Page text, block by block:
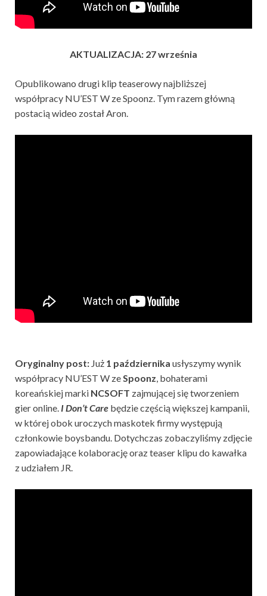
AKTUALIZACJA: 27 września
Opublikowano drugi klip teaserowy najbliższej
współpracy NU’EST W ze Spoonz. Tym razem główną
postacią wideo został Aron.
Oryginalny post: Już 1 października usłyszymy wynik
współpracy NU’EST W zeSpoonz, bohaterami
koreańskiej marki NCSOFT zajmującej się tworzeniem
gier online. I Don’t Care będzie częścią większej kampanii,
w której obok uroczych maskotek firmy występują
członkowie boysbandu. Dotychczas zobaczyliśmy zdjęcie
zapowiadające kolaborację oraz teaser klipu do kawałka
z udziałem JR.